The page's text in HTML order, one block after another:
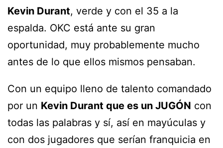
Kevin Durant, verde y con el 35 a la
espalda. OKC está ante su gran
oportunidad, muy probablemente mucho
antes de lo que ellos mismos pensaban.
Con un equipo lleno de talento comandado
por un Kevin Durant que es un JUGÓN con
todas las palabras y sí, así en mayúculas y
con dos jugadores que serían franquicia en